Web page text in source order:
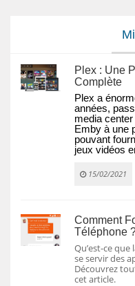
Plex : Une
Complète
Plex a
années,
media
Emby à une
pouvant
jeux vidéos
15/02/2021
Comment
Téléphone
Qu’est-ce
se servir des
Découvrez
cet article.